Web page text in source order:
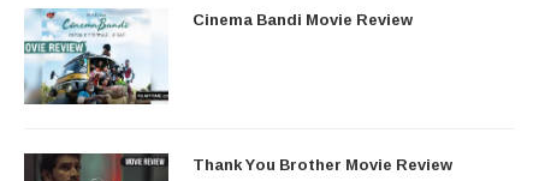
Cinema Bandi Movie Review
Thank You Brother Movie Review